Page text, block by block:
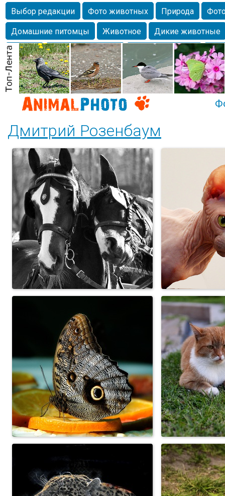
Выбор редакции Фото животных Природа
Домашние питомцы
Животное
Дикие животные
Собаки
Alexanderandronik Млекопитающие
Морда
Собачка Осень Портрет
Домашние
Насекомое
Коты Lebert Дикие птицы Утка
Дмитрий Розенбаум